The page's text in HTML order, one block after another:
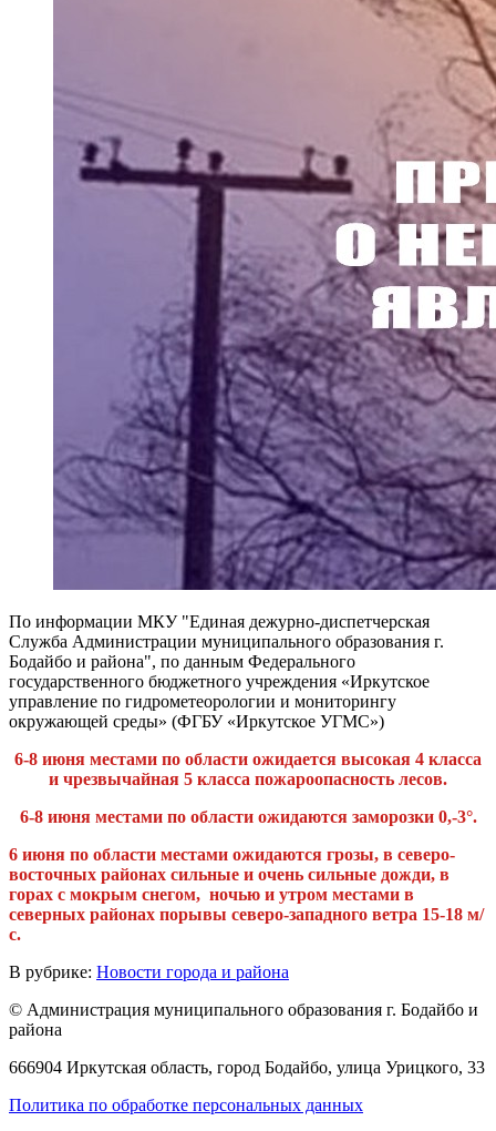
По информации МКУ "Единая дежурно-диспетчерская
Служба Администрации муниципального образования г.
Бодайбо и района", по данным Федерального
государственного бюджетного учреждения «Иркутское
управление по гидрометеорологии и мониторингу
окружающей среды» (ФГБУ «Иркутское УГМС»)
6-8 июня местами по области ожидается высокая 4 класса
и чрезвычайная 5 класса пожароопасность лесов.
6-8 июня местами по области ожидаются заморозки 0,-3°.
6 июня по области местами ожидаются грозы, в северо-
восточных районах сильные и очень сильные дожди, в
горах с мокрым снегом, ночью и утром местами в
северных районах порывы северо-западного ветра 15-18 м/
с.
В рубрике: Новости города и района
© Администрация муниципального образования г. Бодайбо и
района
666904 Иркутская область, город Бодайбо, улица Урицкого, 33
Политика по обработке персональных данных